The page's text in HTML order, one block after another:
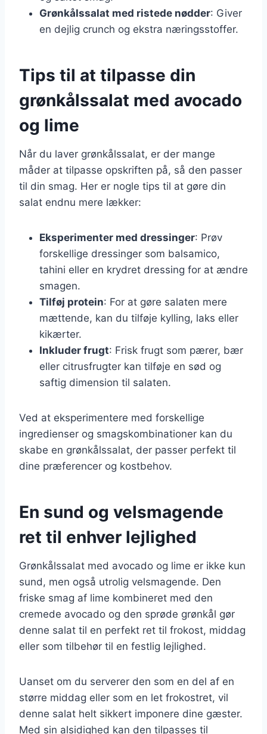
Grønkålssalat med ristede nødder: Giver
en dejlig crunch og ekstra næringsstoffer.
Tips til at tilpasse din
grønkålssalat med avocado
og lime
Når du laver grønkålssalat, er der mange
måder at tilpasse opskriften på, så den passer
til din smag. Her er nogle tips til at gøre din
salat endnu mere lækker:
Eksperimenter med dressinger: Prøv
forskellige dressinger som balsamico,
tahini eller en krydret dressing for at ændre
smagen.
Tilføj protein: For at gøre salaten mere
mættende, kan du tilføje kylling, laks eller
kikærter.
Inkluder frugt: Frisk frugt som pærer, bær
eller citrusfrugter kan tilføje en sød og
saftig dimension til salaten.
Ved at eksperimentere med forskellige
ingredienser og smagskombinationer kan du
skabe en grønkålssalat, der passer perfekt til
dine præferencer og kostbehov.
En sund og velsmagende
ret til enhver lejlighed
Grønkålssalat med avocado og lime er ikke kun
sund, men også utrolig velsmagende. Den
friske smag af lime kombineret med den
cremede avocado og den sprøde grønkål gør
denne salat til en perfekt ret til frokost, middag
eller som tilbehør til en festlig lejlighed.
Uanset om du serverer den som en del af en
større middag eller som en let frokostret, vil
denne salat helt sikkert imponere dine gæster.
Med sin alsidighed kan den tilpasses til